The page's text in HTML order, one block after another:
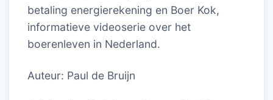
betaling energierekening en Boer Kok,
informatieve videoserie over het
boerenleven in Nederland.
Auteur: Paul de Bruijn